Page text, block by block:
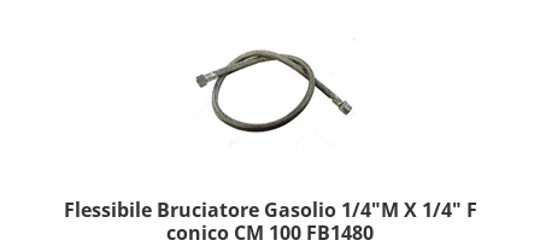
Flessibile Bruciatore Gasolio 1/4"M X 1/4" F
conico CM 100 FB1480